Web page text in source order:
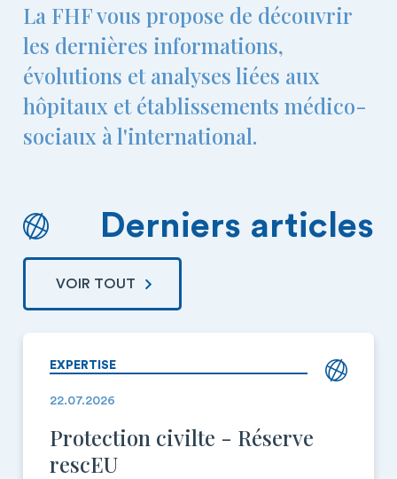
La FHF vous propose de découvrir
les dernières informations,
évolutions et analyses liées aux
hôpitaux et établissements médico-
sociaux à l'international.
Derniers articles
VOIR TOUT
EXPERTISE
22.07.2026
Protection civilte - Réserve
rescEU